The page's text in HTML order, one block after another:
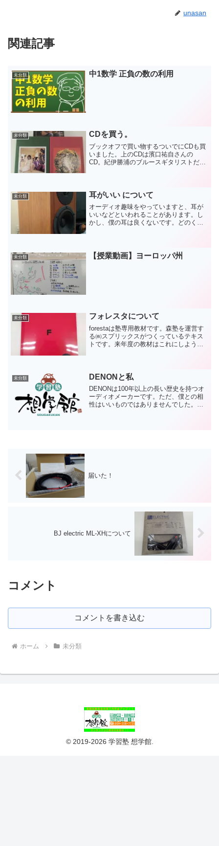
unasan
関連記事
未分類 中1数学 正負の数の利用
未分類 CDを買う。
ブックオフで買い物するついでにCDも買
いました。上のCDは濱口祐自さんの
CD。紀伊勝浦のブルースギタリストだそ
何度でも聞きますので...
未分類 耳がいい について
オーディオ趣味をやっていますと、耳が
いいなどといわれることがあります。し
かし、僕の耳は良くないです。どのくら
分かっても、時...
未分類 【授業動画】ヨーロッパ州
未分類 フォレスタについて
forestaは塾専用教材です。森塾を運営す
る㈱スプリックスがつくっているテキス
トです。来年度の教材はこれにしようと
ており、生徒に...
未分類 DENONと私
DENONは100年以上の長い歴史を持つオ
ーディオメーカーです。ただ、僕との相
性はいいものではありませんでした。オ
届いた！
BJ electric ML-XHについて
コメント
コメントを書き込む
ホーム 未分類
© 2019-2026 学習塾 想学館.